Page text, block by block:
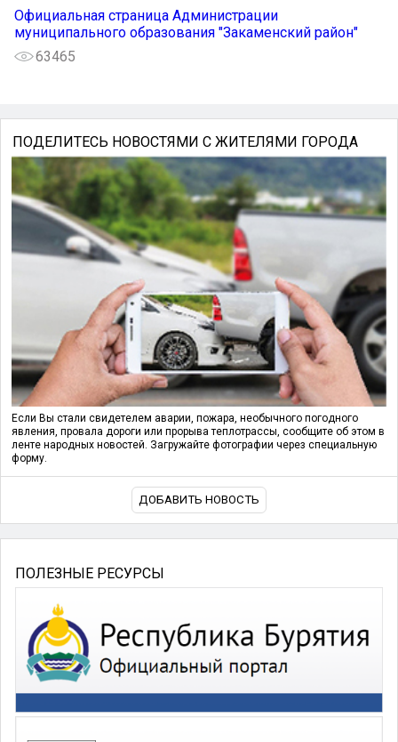
Официальная страница Администрации
муниципального образования "Закаменский район"
63465
ПОДЕЛИТЕСЬ НОВОСТЯМИ С ЖИТЕЛЯМИ ГОРОДА
Если Вы стали свидетелем аварии, пожара, необычного погодного
явления, провала дороги или прорыва теплотрассы, сообщите об этом в
ленте народных новостей. Загружайте фотографии через специальную
форму.
ДОБАВИТЬ НОВОСТЬ
ПОЛЕЗНЫЕ РЕСУРСЫ